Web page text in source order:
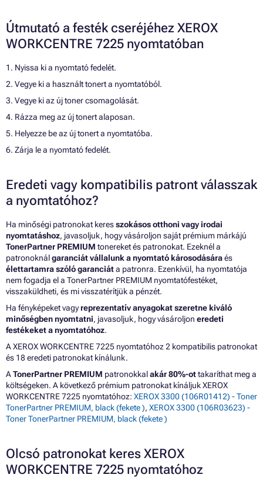
Útmutató a festék cseréjéhez XEROX
WORKCENTRE 7225 nyomtatóban
1. Nyissa ki a nyomtató fedelét.
2. Vegye ki a használt tonert a nyomtatóból.
3. Vegye ki az új toner csomagolását.
4. Rázza meg az új tonert alaposan.
5. Helyezze be az új tonert a nyomtatóba.
6. Zárja le a nyomtató fedelét.
Eredeti vagy kompatibilis patront válasszak
a nyomtatóhoz?
Ha minőségi patronokat keresszokásos otthoni vagy irodai
nyomtatáshoz, javasoljuk, hogy vásároljon saját prémium márkájú
TonerPartner PREMIUM tonereket és patronokat. Ezeknél a
patronoknálgaranciát vállalunk a nyomtató károsodásáraés
élettartamra szóló garanciáta patronra. Ezenkívül, ha nyomtatója
nem fogadja el a TonerPartner PREMIUM nyomtatófestéket,
visszaküldheti, és mi visszatérítjük a pénzét.
Ha fényképeket vagyreprezentatív anyagokat szeretne kiváló
minőségben nyomtatni, javasoljuk, hogy vásároljon eredeti
festékeket a nyomtatóhoz.
A XEROX WORKCENTRE 7225 nyomtatóhoz 2 kompatibilis patronokat
és 18 eredeti patronokat kínálunk.
ATonerPartner PREMIUM patronokkalakár 80%-ottakaríthat meg a
költségeken. A következő prémium patronokat kínáljuk XEROX
WORKCENTRE 7225 nyomtatóhoz: XEROX 3300 (106R01412) - Toner
TonerPartner PREMIUM, black (fekete ), XEROX 3300 (106R03623) -
Toner TonerPartner PREMIUM, black (fekete )
Olcsó patronokat keres XEROX
WORKCENTRE 7225 nyomtatóhoz